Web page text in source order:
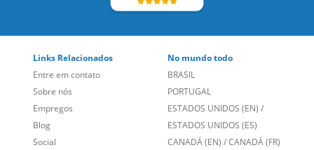
Links Relacionados
Entre em contato
Sobre nós
Empregos
Blog
Social
No mundo todo
BRASIL
PORTUGAL
ESTADOS UNIDOS (EN) /
ESTADOS UNIDOS (ES)
CANADÁ (EN) /CANADÁ (FR)